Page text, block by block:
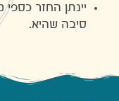
יינתן החזר כספי
סיבה שהיא.